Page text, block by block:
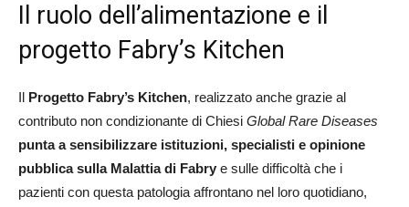
Il ruolo dell’alimentazione e il
progetto Fabry’s Kitchen
Il Progetto Fabry’s Kitchen, realizzato anche grazie al
contributo non condizionante di Chiesi Global Rare Diseases
punta a sensibilizzare istituzioni, specialisti e opinione
pubblica sulla Malattia di Fabry e sulle difficoltà che i
pazienti con questa patologia affrontano nel loro quotidiano,